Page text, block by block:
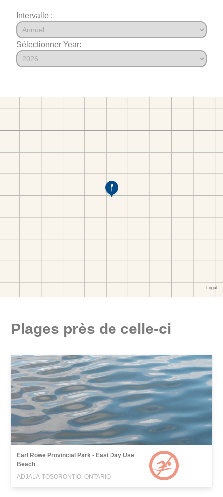
Intervalle :
Sélectionner Year:
Plages près de celle-ci
Earl Rowe Provincial Park - East Day Use
Beach
ADJALA-TOSORONTIO, ONTARIO